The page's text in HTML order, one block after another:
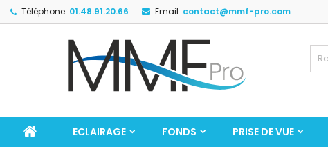
Téléphone: 01.48.91.20.66 Email: contact@mmf-pro.com
ECLAIRAGE FONDS PRISE DE VUE